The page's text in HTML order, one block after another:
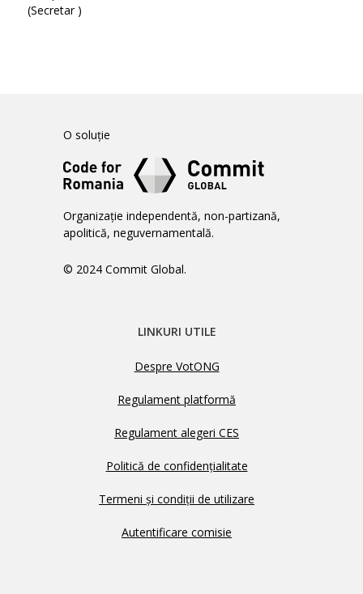
(Secretar )
O soluție
Organizație independentă, non-partizană,
apolitică, neguvernamentală.
© 2024 Commit Global.
LINKURI UTILE
Despre VotONG
Regulament platformă
Regulament alegeri CES
Politică de confidențialitate
Termeni și condiții de utilizare
Autentificare comisie